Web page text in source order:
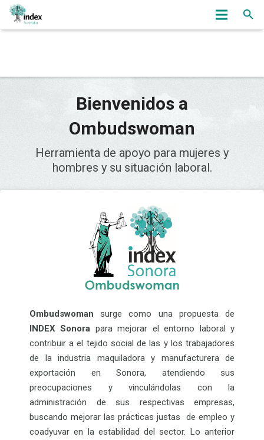
OmbudsWoman
Noticias
Bienvenidos a
Ombudswoman
Herramienta de apoyo para mujeres y
hombres y su situación laboral.
Ombudswoman surge como una propuesta de
INDEX Sonora para mejorar el entorno laboral y
contribuir a el tejido social de las y los trabajadores
de la industria maquiladora y manufacturera de
exportación en Sonora, atendiendo sus
preocupaciones y vinculándolas con la
administración de sus respectivas empresas,
buscando mejorar las prácticas justas de empleo y
coadyuvar en la estabilidad del sector. Lo anterior